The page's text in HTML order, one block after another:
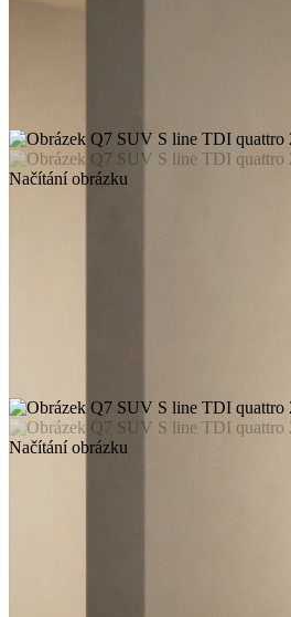
Načítání obrázku
Načítání obrázku